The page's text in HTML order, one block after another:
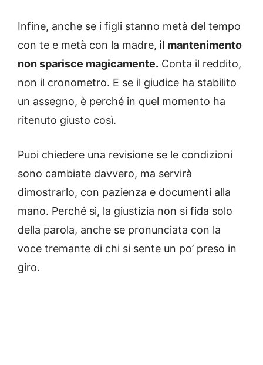
Infine, anche se i figli stanno metà del tempo
con te e metà con la madre, il mantenimento
non sparisce magicamente. Conta il reddito,
non il cronometro. E se il giudice ha stabilito
un assegno, è perché in quel momento ha
ritenuto giusto così.
Puoi chiedere una revisione se le condizioni
sono cambiate davvero, ma servirà
dimostrarlo, con pazienza e documenti alla
mano. Perché sì, la giustizia non si fida solo
della parola, anche se pronunciata con la
voce tremante di chi si sente un po’ preso in
giro.